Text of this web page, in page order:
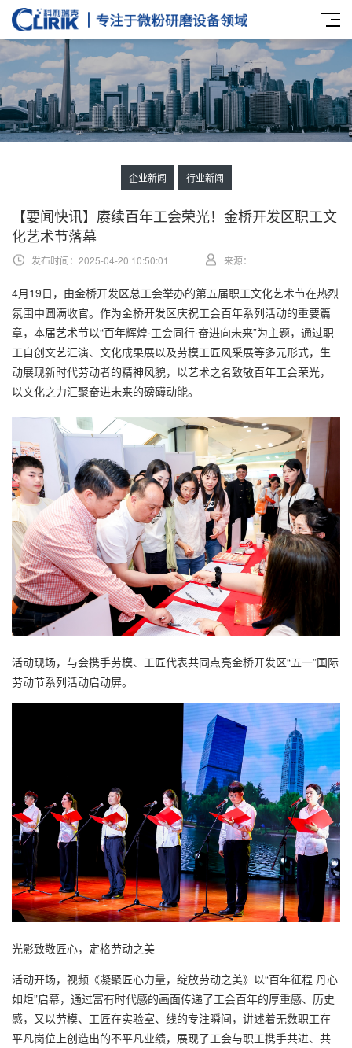
企业新闻 行业新闻
【要闻快讯】赓续百年工会荣光！金桥开发区职工文
化艺术节落幕
发布时间：2025-04-20 10:50:01 来源：
4月19日，由金桥开发区总工会举办的第五届职工文化艺术节在热烈
氛围中圆满收官。作为金桥开发区庆祝工会百年系列活动的重要篇
章，本届艺术节以“百年辉煌·工会同行·奋进向未来”为主题，通过职
工自创文艺汇演、文化成果展以及劳模工匠风采展等多元形式，生
动展现新时代劳动者的精神风貌，以艺术之名致敬百年工会荣光，
以文化之力汇聚奋进未来的磅礴动能。
活动现场，与会携手劳模、工匠代表共同点亮金桥开发区“五一”国际
劳动节系列活动启动屏。
光影致敬匠心，定格劳动之美
活动开场，视频《凝聚匠心力量，绽放劳动之美》以“百年征程 丹心
如炬”启幕，通过富有时代感的画面传递了工会百年的厚重感、历史
感，又以劳模、工匠在实验室、线的专注瞬间，讲述着无数职工在
平凡岗位上创造出的不平凡业绩，展现了工会与职工携手共进、共